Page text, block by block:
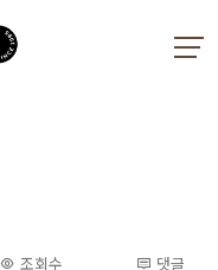
조회수 댓글